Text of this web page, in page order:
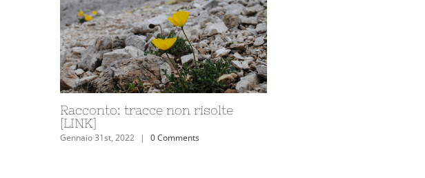
Racconto: tracce non risolte
[LINK]
Gennaio 31st, 2022 | 0 Comments